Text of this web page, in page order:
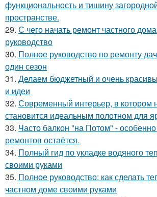
функциональность и тишину
пространстве.
29. С чего начать ремонт частного
руководство
30. Полное руководство по ремонту
один сезон
31. Делаем бюджетный и очень
и идеи
32. Современный интерьер, в котором
становится идеальным полотном для
33. Часто балкон "на Потом" -
ремонтов остаётся.
34. Полный гид по укладке водяного
своими руками
35. Полное руководство: как сделать
частном доме своими руками